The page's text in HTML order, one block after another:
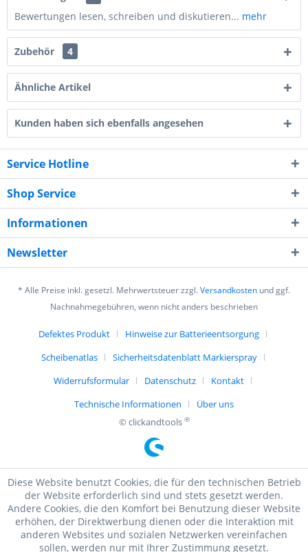
Bewertungen lesen, schreiben und diskutieren... mehr
Zubehör 4
Ähnliche Artikel
Kunden haben sich ebenfalls angesehen
Service Hotline
Shop Service
Informationen
Newsletter
* Alle Preise inkl. gesetzl. Mehrwertsteuer zzgl.Versandkosten und ggf.
Nachnahmegebühren, wenn nicht anders beschrieben
Defektes Produkt
Hinweise zur Batterieentsorgung
Scheibenatlas
Sicherheitsdatenblatt Markierspray
Widerrufsformular
Datenschutz
Kontakt
Technische Informationen
Über uns
© clickandtools ®
Diese Website benutzt Cookies, die für den technischen Betrieb
der Website erforderlich sind und stets gesetzt werden.
Andere Cookies, die den Komfort bei Benutzung dieser Website
erhöhen, der Direktwerbung dienen oder die Interaktion mit
anderen Websites und sozialen Netzwerken vereinfachen
sollen, werden nur mit Ihrer Zustimmung gesetzt.